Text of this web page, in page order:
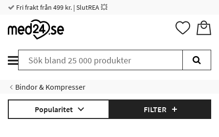
Fri frakt från 499 kr. | SlutREA 💥
Bindor & Kompresser
Popularitet FILTER